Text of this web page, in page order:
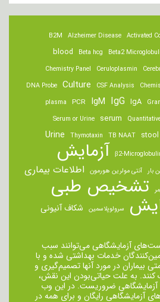
Activated
Alzheimer Disease
B2M
Beta2
Beta hcg
blood
Ceruloplasmin
Chemistry Panel
CSF Analysis
Culture
DNA Probe
IgA
IgG
IgM
PCR
plasma
serum
Serum or Urine
stool
TB NAAT
Thymotaxin
Urine
β2- آزمایش
بار آنتی مولرین هورمون اطلاعات بیماری
تشخیص طبی
سرولوپلاسمین شکاف آنیونی
آزمایشگاهی می‌توانند سبب
خدمات بهداشتی شده و با
بیماران در مورد آنها تصمیم‌گیری و
کنند. به علت حیاتی‌بودن این نقش،
ضروریست. در این وب
آزمایشگاهی رایگان و برای همه در